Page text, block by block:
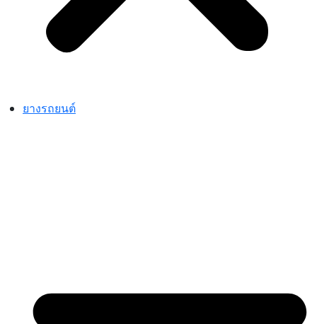
ยางรถยนต์